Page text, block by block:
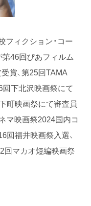
フィクション・コー
第46回ぴあフィルム
賞、第25回TAMA
回下北沢映画祭にて
町映画祭にて審査員
マ映画祭2024国内コ
回福井映画祭入選、
回マカオ短編映画祭